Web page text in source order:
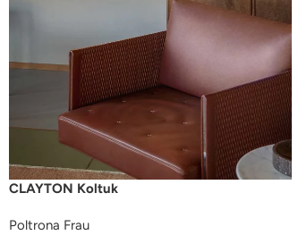
CLAYTON Koltuk
Poltrona Frau